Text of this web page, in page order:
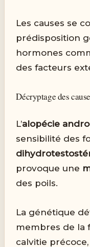
Les causes se
prédisposition
hormones
des facteurs
Décryptage des
L’alopécie
sensibilité des
provoque une
des poils.
La génétique
membres de la
calvitie